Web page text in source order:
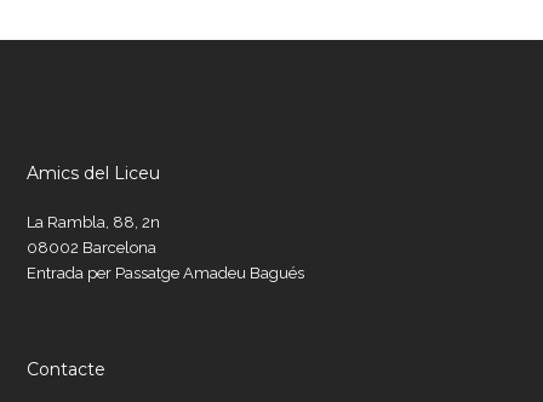
Amics del Liceu
La Rambla, 88, 2n
08002 Barcelona
Entrada per Passatge Amadeu Bagués
Contacte